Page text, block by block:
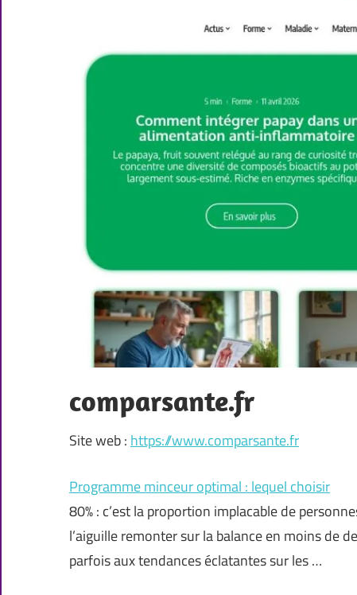
comparsante.fr
Site web : https://www.comparsante.fr
Programme minceur optimal : lequel choisir
80% : c’est la proportion implacable de
l’aiguille remonter sur la balance en moins de
parfois aux tendances éclatantes sur les …